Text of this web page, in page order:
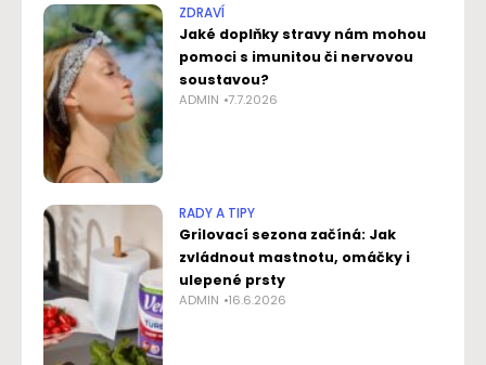
ZDRAVÍ
Jaké doplňky stravy nám mohou
pomoci s imunitou či nervovou
soustavou?
ADMIN 7.7.2026
RADY A TIPY
Grilovací sezona začíná: Jak
zvládnout mastnotu, omáčky i
ulepené prsty
ADMIN 16.6.2026